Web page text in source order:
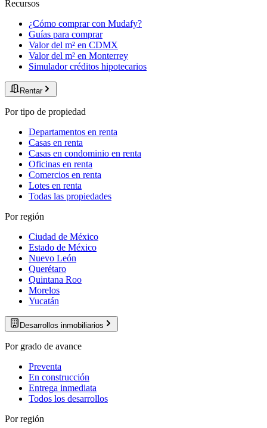
Recursos
¿Cómo comprar con Mudafy?
Guías para comprar
Valor del m² en CDMX
Valor del m² en Monterrey
Simulador créditos hipotecarios
Rentar
Por tipo de propiedad
Departamentos en renta
Casas en renta
Casas en condominio en renta
Oficinas en renta
Comercios en renta
Lotes en renta
Todas las propiedades
Por región
Ciudad de México
Estado de México
Nuevo León
Querétaro
Quintana Roo
Morelos
Yucatán
Desarrollos inmobiliarios
Por grado de avance
Preventa
En construcción
Entrega inmediata
Todos los desarrollos
Por región